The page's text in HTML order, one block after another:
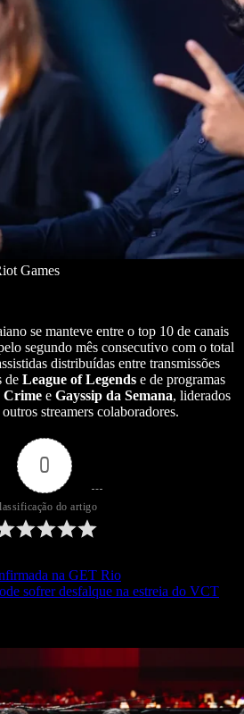
Games
se manteve entre o top 10 de canais
segundo mês consecutivo com o total
distribuídas entre transmissões
de League of Legends e de programas
Crime e Gayssip da Semana, liderados
outros streamers colaboradores.
0
do artigo
na GET Rio
sofrer desfalque na estreia do VCT